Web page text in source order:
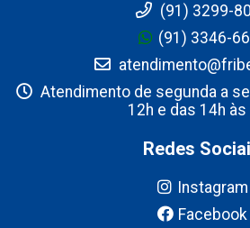
(91) 3299-
(91) 3346-
Atendimento de segunda a
12h e das 14h às
Redes
Instagram
Facebook